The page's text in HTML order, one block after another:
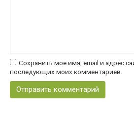
Сохранить моё имя, email и адрес
последующих моих комментариев.